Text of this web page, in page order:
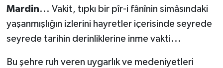
Mardin... Vakit, tıpkı bir pîr-i fânînin simâsındaki
yaşanmışlığın izlerini hayretler içerisinde seyrede
seyrede tarihin derinliklerine inme vakti...
Bu şehre ruh veren uygarlık ve medeniyetleri
TARİH
TASAVVUF
YAŞAM VE ÇEVRE